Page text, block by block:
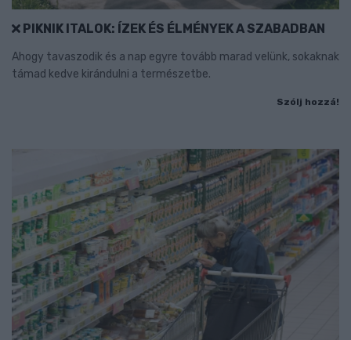
PIKNIK ITALOK: ÍZEK ÉS ÉLMÉNYEK A SZABADBAN
Ahogy tavaszodik és a nap egyre tovább marad velünk, sokaknak
támad kedve kirándulni a természetbe.
Szólj hozzá!